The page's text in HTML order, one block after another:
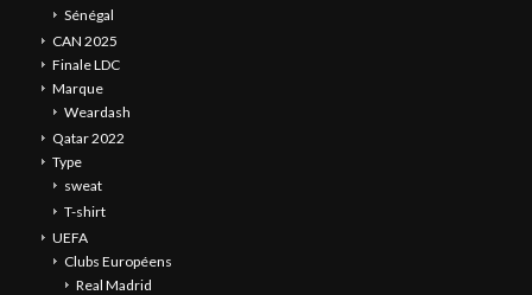
Sénégal
CAN 2025
Finale LDC
Marque
Weardash
Qatar 2022
Type
sweat
T-shirt
UEFA
Clubs Européens
Real Madrid